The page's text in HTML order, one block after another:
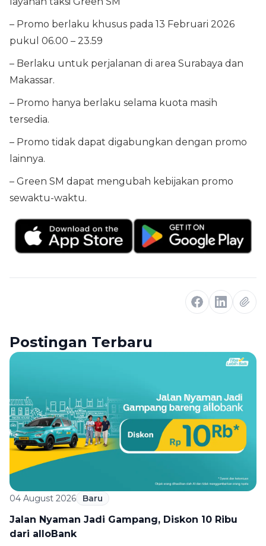
– Promo berlaku khusus pada 13 Februari 2026
pukul 06.00 – 23.59
– Berlaku untuk perjalanan di area Surabaya dan
Makassar.
– Promo hanya berlaku selama kuota masih
tersedia.
– Promo tidak dapat digabungkan dengan promo
lainnya.
– Green SM dapat mengubah kebijakan promo
sewaktu-waktu.
Postingan Terbaru
04 August 2026 Baru
Jalan Nyaman Jadi Gampang, Diskon 10 Ribu
dari alloBank